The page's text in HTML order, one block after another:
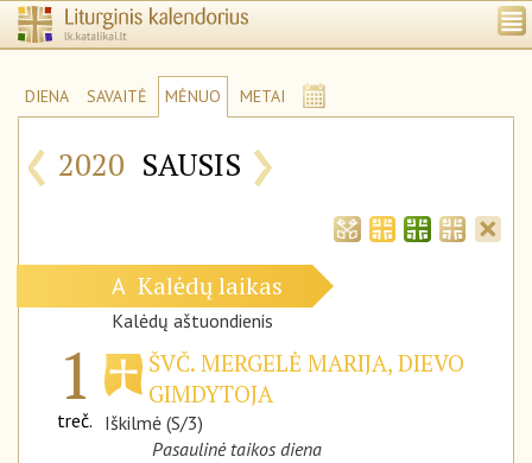
DIENA SAVAITĖ MĖNUO METAI
‹ 2020 SAUSIS ›
A Kalėdų laikas
Kalėdų aštuondienis
1
treč.
ŠVČ. MERGELĖ MARIJA, DIEVO
GIMDYTOJA
Iškilmė (S/3)
Pasaulinė taikos diena